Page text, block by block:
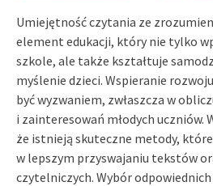
Umiejętność czytania ze
element edukacji, który nie tylko
szkole, ale także kształtuje
myślenie dzieci. Wspieranie
być wyzwaniem, zwłaszcza w
i zainteresowań młodych uczniów.
że istnieją skuteczne metody,
w lepszym przyswajaniu tekstów
czytelniczych. Wybór